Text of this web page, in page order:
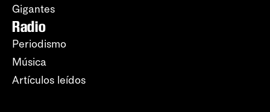
Gigantes
Radio
Periodismo
Música
Artículos leídos